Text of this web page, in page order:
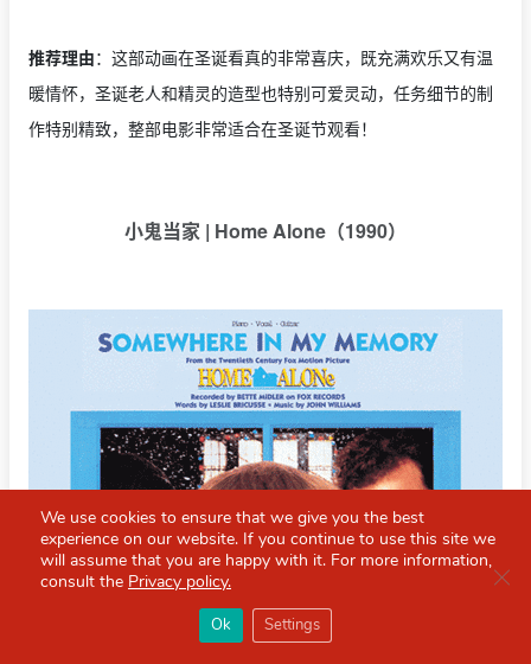
推荐理由：这部动画在圣诞看真的非常喜庆，既充满欢乐又有温
暖情怀，圣诞老人和精灵的造型也特别可爱灵动，任务细节的制
作特别精致，整部电影非常适合在圣诞节观看！
小鬼当家 | Home Alone（1990）
你必备的英国指南
We use cookies to ensure that we give you the best
experience on our website. If you continue to use this site we
will assume that you are happy with it. For more information,
consult the Privacy policy.
Ok Settings